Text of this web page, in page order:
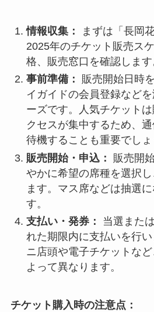
情報収集：
まずは「長岡
2025年のチケット販売ス
格、販売窓口を確認します
事前準備：
販売開始日時
イガイドの会員登録など
ーズです。人気チケット
クセスが集中するため、
待機することも重要でしょ
販売開始・申込：
販売開
やかに希望の席種を選択
ます。マス席などは抽選
す。
支払い・発券：
当選また
れた期限内に支払いを行
ニ店頭や電子チケットな
よって異なります。
チケット購入時の注意点：